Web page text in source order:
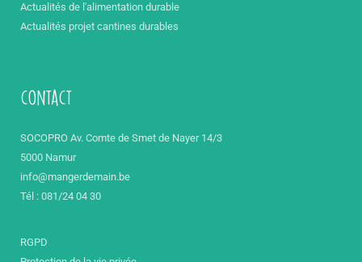
Actualités de l'alimentation durable
Actualités projet cantines durables
contact
SOCOPRO Av. Comte de Smet de Nayer 14/3
5000 Namur
info@mangerdemain.be
Tél : 081/24 04 30
RGPD